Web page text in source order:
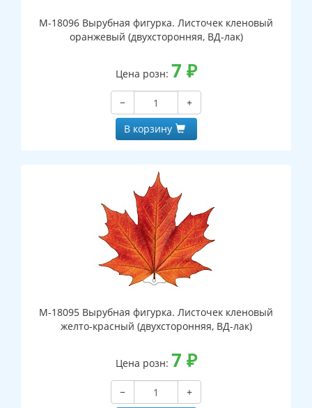
М-18096 Вырубная фигурка. Листочек кленовый
оранжевый (двухсторонняя, ВД-лак)
Цена розн: 7 ₽
−
+
В корзину
М-18095 Вырубная фигурка. Листочек кленовый
желто-красный (двухсторонняя, ВД-лак)
Цена розн: 7 ₽
−
+